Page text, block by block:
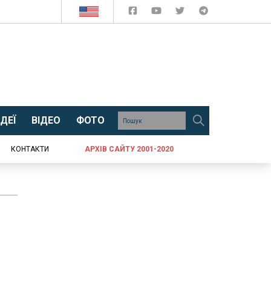
ВІДЕО ФОТО
КОНТАКТИ АРХІВ САЙТУ 2001-2020